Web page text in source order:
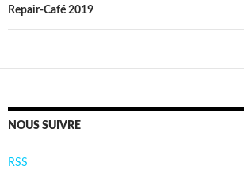
Repair-Café 2019
NOUS SUIVRE
RSS